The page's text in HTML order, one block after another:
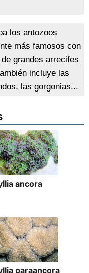
los antozoos
más famosos con
grandes arrecifes
incluye las
las gorgonias...
ancora
paraancora